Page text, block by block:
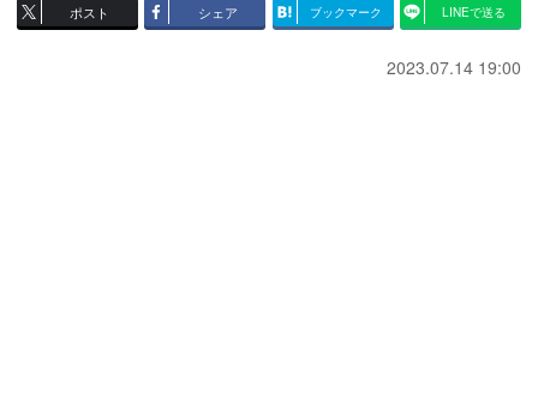
ポスト シェア ブックマーク LINEで送る
2023.07.14 19:00